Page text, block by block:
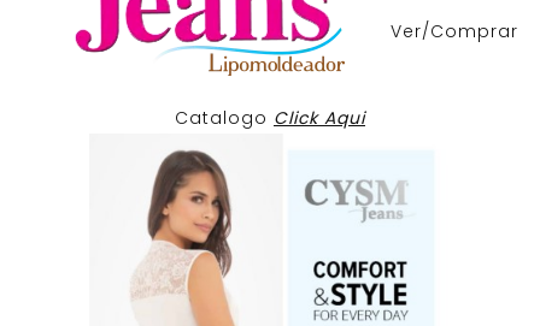
Ver/Comprar
Catalogo Click Aqui